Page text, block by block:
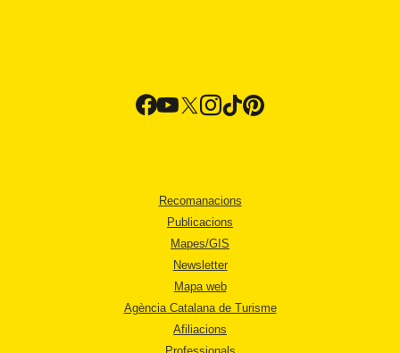
Recomanacions
Publicacions
Mapes/GIS
Newsletter
Mapa web
Agència Catalana de Turisme
Afiliacions